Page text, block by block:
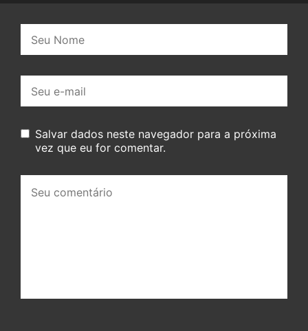
mail:
Salvar dados neste navegador para a próxima
vez que eu for comentar.
comentário: